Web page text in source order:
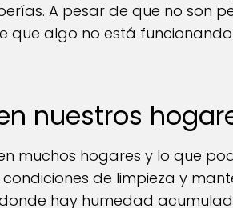
A pesar de que no son
que algo no está
nuestros
muchos hogares y lo que
de limpieza y
hay humedad